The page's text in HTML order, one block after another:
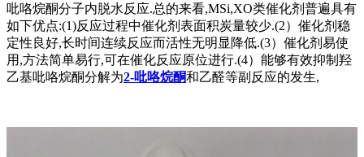
吡咯烷酮分子内脱水反应.总的来看,MSi,XO类催化剂普遍具有
如下优点:(1)反应过程中催化剂表面积炭量较少.(2）催化剂稳
定性良好,长时间连续反应而活性无明显降低.(3）催化剂易使
用,方法简单易行,可在催化反应原位进行.(4）能够有效抑制羟
乙基吡咯烷酮分解为2-吡咯烷酮和乙醛等副反应的发生,